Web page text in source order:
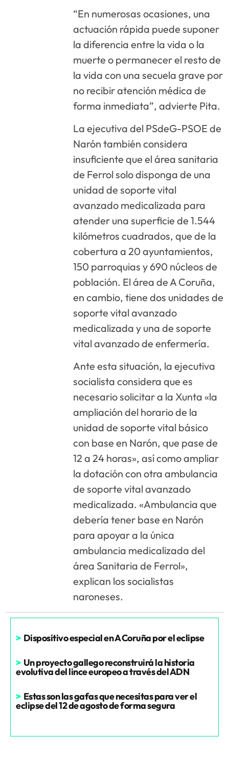
“En numerosas ocasiones, una
actuación rápida puede suponer
la diferencia entre la vida o la
muerte o permanecer el resto de
la vida con una secuela grave por
no recibir atención médica de
forma inmediata”, advierte Pita.
La ejecutiva del PSdeG-PSOE de
Narón también considera
insuficiente que el área sanitaria
de Ferrol solo disponga de una
unidad de soporte vital
avanzado medicalizada para
atender una superficie de 1.544
kilómetros cuadrados, que de la
cobertura a 20 ayuntamientos,
150 parroquias y 690 núcleos de
población. El área de A Coruña,
en cambio, tiene dos unidades de
soporte vital avanzado
medicalizada y una de soporte
vital avanzado de enfermería.
Ante esta situación, la ejecutiva
socialista considera que es
necesario solicitar a la Xunta «la
ampliación del horario de la
unidad de soporte vital básico
con base en Narón, que pase de
12 a 24 horas», así como ampliar
la dotación con otra ambulancia
de soporte vital avanzado
medicalizada. «Ambulancia que
debería tener base en Narón
para apoyar a la única
ambulancia medicalizada del
área Sanitaria de Ferrol»,
explican los socialistas
naroneses.
> Dispositivo especial en A Coruña por el eclipse
> Un proyecto gallego reconstruirá la historia
evolutiva del lince europeo a través del ADN
> Estas son las gafas que necesitas para ver el
eclipse del 12 de agosto de forma segura